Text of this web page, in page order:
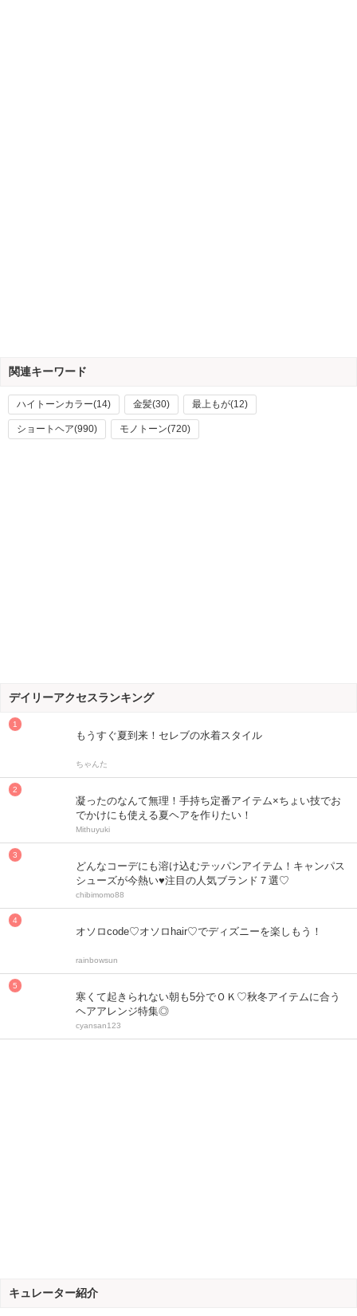
関連キーワード
ハイトーンカラー(14) 金髪(30) 最上もが(12)
ショートヘア(990) モノトーン(720)
デイリーアクセスランキング
もうすぐ夏到来！セレブの水着スタイル
ちゃんた
凝ったのなんて無理！手持ち定番アイテム×ちょい技でお
でかけにも使える夏ヘアを作りたい！
Mithuyuki
どんなコーデにも溶け込むテッパンアイテム！キャンパス
シューズが今熱い♥注目の人気ブランド７選♡
chibimomo88
オソロcode♡オソロhair♡でディズニーを楽しもう！
rainbowsun
寒くて起きられない朝も5分でＯＫ♡秋冬アイテムに合う
ヘアアレンジ特集◎
cyansan123
キュレーター紹介